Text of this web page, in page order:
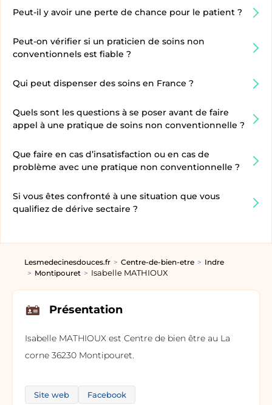
Peut-il y avoir une perte de chance pour le patient ?
Peut-on vérifier si un praticien de soins non
conventionnels est fiable ?
Qui peut dispenser des soins en France ?
Quels sont les questions à se poser avant de faire
appel à une pratique de soins non conventionnelle ?
Que faire en cas d’insatisfaction ou en cas de
problème avec une pratique non conventionnelle ?
Si vous êtes confronté à une situation que vous
qualifiez de dérive sectaire ?
Lesmedecinesdouces.fr Centre-de-bien-etre
Indre
Montipouret
Isabelle MATHIOUX
Présentation
Isabelle MATHIOUX est Centre de bien être au La
corne 36230 Montipouret.
Site web Facebook